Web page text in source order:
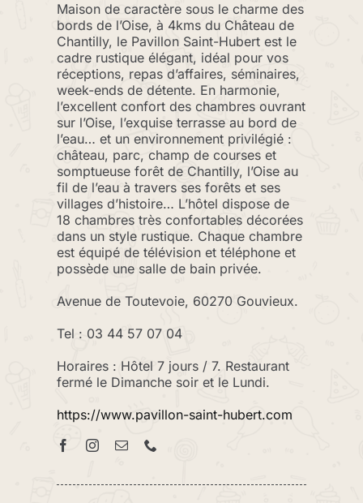
Maison de caractère sous le charme des
bords de l’Oise, à 4kms du Château de
Chantilly, le Pavillon Saint-Hubert est le
cadre rustique élégant, idéal pour vos
réceptions, repas d’affaires, séminaires,
week-ends de détente. En harmonie,
l’excellent confort des chambres ouvrant
sur l’Oise, l’exquise terrasse au bord de
l’eau… et un environnement privilégié :
château, parc, champ de courses et
somptueuse forêt de Chantilly, l’Oise au
fil de l’eau à travers ses forêts et ses
villages d’histoire… L’hôtel dispose de
18 chambres très confortables décorées
dans un style rustique. Chaque chambre
est équipé de télévision et téléphone et
possède une salle de bain privée.
Avenue de Toutevoie, 60270 Gouvieux.
Tel : 03 44 57 07 04
Horaires : Hôtel 7 jours / 7. Restaurant
fermé le Dimanche soir et le Lundi.
https://www.pavillon-saint-hubert.com